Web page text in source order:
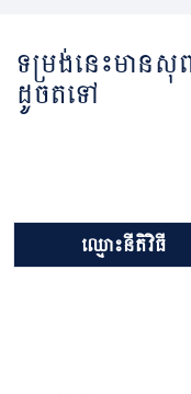
ទម្រង់នេះមាន
ដូចតទៅ
ឈ្មោះនីតិវិធី